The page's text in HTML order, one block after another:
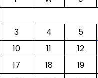
3
4 5
10
11 12
17
18 19